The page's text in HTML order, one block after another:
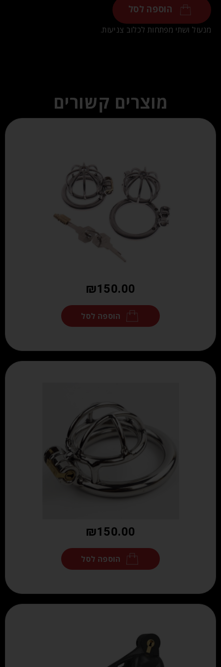
הוספה לסל
מנעול ושתי מפתחות לכלוב צניעות.
מוצרים קשורים
₪150.00
הוספה לסל
₪150.00
הוספה לסל